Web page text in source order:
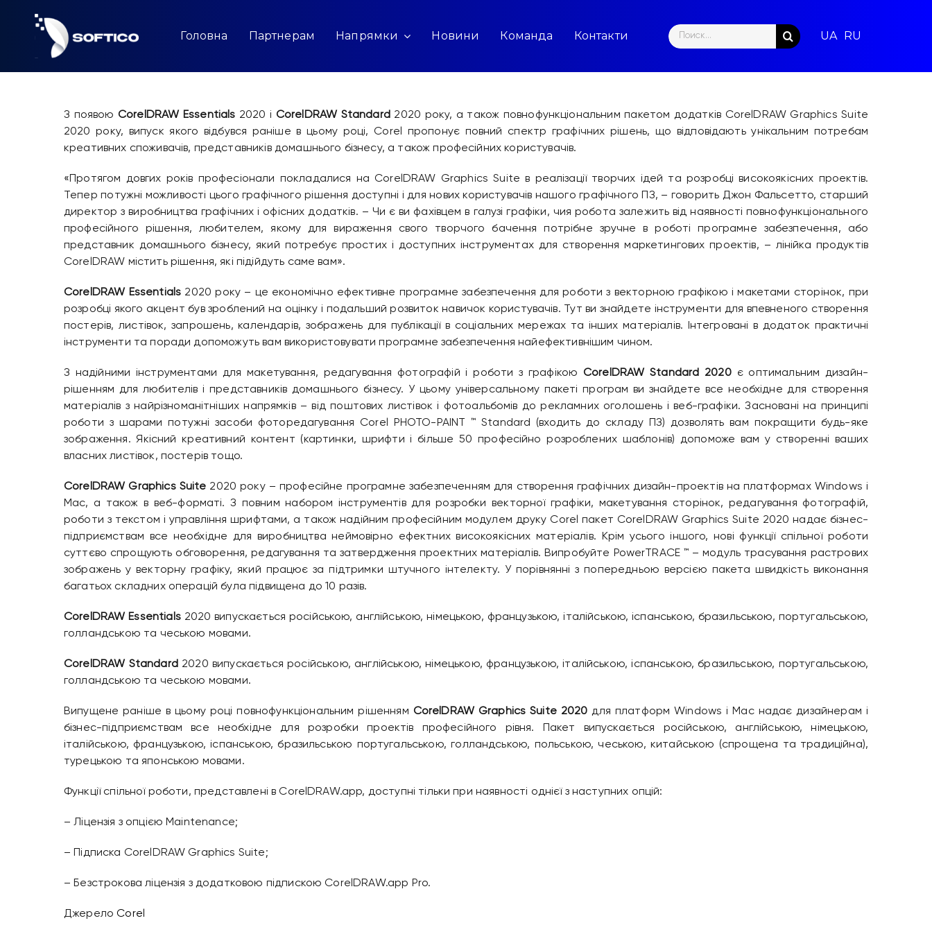
content
Головна Партнерам Напрямки Новини Команда Контакти
Search
for:
З появою CorelDRAW Essentials 2020 і CorelDRAW Standard 2020 року, а також повнофункціональним пакетом додатків CorelDRAW Graphics Suite
2020 року, випуск якого відбувся раніше в цьому році, Corel пропонує повний спектр графічних рішень, що відповідають унікальним потребам
креативних споживачів, представників домашнього бізнесу, а також професійних користувачів.
«Протягом довгих років професіонали покладалися на CorelDRAW Graphics Suite в реалізації творчих ідей та розробці високоякісних проектів.
Тепер потужні можливості цього графічного рішення доступні і для нових користувачів нашого графічного ПЗ, – говорить Джон Фальсетто, старший
директор з виробництва графічних і офісних додатків. – Чи є ви фахівцем в галузі графіки, чия робота залежить від наявності повнофункціонального
професійного рішення, любителем, якому для вираження свого творчого бачення потрібне зручне в роботі програмне забезпечення, або
представник домашнього бізнесу, який потребує простих і доступних інструментах для створення маркетингових проектів, – лінійка продуктів
CorelDRAW містить рішення, які підійдуть саме вам».
CorelDRAW Essentials 2020 року – це економічно ефективне програмне забезпечення для роботи з векторною графікою і макетами сторінок, при
розробці якого акцент був зроблений на оцінку і подальший розвиток навичок користувачів. Тут ви знайдете інструменти для впевненого створення
постерів, листівок, запрошень, календарів, зображень для публікації в соціальних мережах та інших матеріалів. Інтегровані в додаток практичні
інструменти та поради допоможуть вам використовувати програмне забезпечення найефективнішим чином.
З надійними інструментами для макетування, редагування фотографій і роботи з графікою CorelDRAW Standard 2020є оптимальним дизайн-
рішенням для любителів і представників домашнього бізнесу. У цьому універсальному пакеті програм ви знайдете все необхідне для створення
матеріалів з найрізноманітніших напрямків – від поштових листівок і фотоальбомів до рекламних оголошень і веб-графіки. Засновані на принципі
роботи з шарами потужні засоби фоторедагування Corel PHOTO-PAINT ™ Standard (входить до складу ПЗ) дозволять вам покращити будь-яке
зображення. Якісний креативний контент (картинки, шрифти і більше 50 професійно розроблених шаблонів) допоможе вам у створенні ваших
власних листівок, постерів тощо.
CorelDRAW Graphics Suite 2020 року – професійне програмне забезпеченням для створення графічних дизайн-проектів на платформах Windows і
Mac, а також в веб-форматі. З повним набором інструментів для розробки векторної графіки, макетування сторінок, редагування фотографій,
роботи з текстом і управління шрифтами, а також надійним професійним модулем друку Corel пакет CorelDRAW Graphics Suite 2020 надає бізнес-
підприємствам все необхідне для виробництва неймовірно ефектних високоякісних матеріалів. Крім усього іншого, нові функції спільної роботи
суттєво спрощують обговорення, редагування та затвердження проектних матеріалів. Випробуйте PowerTRACE ™ – модуль трасування растрових
зображень у векторну графіку, який працює за підтримки штучного інтелекту. У порівнянні з попередньою версією пакета швидкість виконання
багатьох складних операцій була підвищена до 10 разів.
CorelDRAW Essentials2020 випускається російською, англійською, німецькою, французькою, італійською, іспанською, бразильською, португальською,
голландською та чеською мовами.
CorelDRAW Standard2020 випускається російською, англійською, німецькою, французькою, італійською, іспанською, бразильською, португальською,
голландською та чеською мовами.
Випущене раніше в цьому році повнофункціональним рішенням CorelDRAW Graphics Suite 2020 для платформ Windows і Mac надає дизайнерам і
бізнес-підприємствам все необхідне для розробки проектів професійного рівня. Пакет випускається російською, англійською, німецькою,
італійською, французькою, іспанською, бразильською португальською, голландською, польською, чеською, китайською (спрощена та традиційна),
турецькою та японською мовами.
Функції спільної роботи, представлені в CorelDRAW.app, доступні тільки при наявності однієї з наступних опцій:
– Ліцензія з опцією Maintenance;
– Підписка CorelDRAW Graphics Suite;
– Безстрокова ліцензія з додатковою підпискою CorelDRAW.app Pro.
ДжерелоCorel